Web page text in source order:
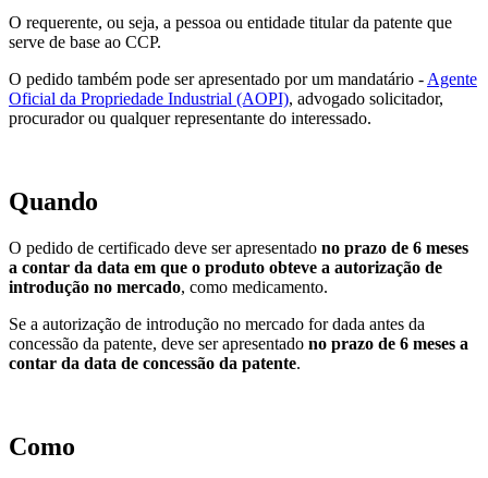
O requerente, ou seja, a pessoa ou entidade titular da patente que
serve de base ao CCP.
O pedido também pode ser apresentado por um mandatário - Agente
Oficial da Propriedade Industrial (AOPI), advogado solicitador,
procurador ou qualquer representante do interessado.
Quando
O pedido de certificado deve ser apresentado no prazo de 6 meses
a contar da data em que o produto obteve a autorização de
introdução no mercado, como medicamento.
Se a autorização de introdução no mercado for dada antes da
concessão da patente, deve ser apresentado no prazo de 6 meses a
contar da data de concessão da patente.
Como